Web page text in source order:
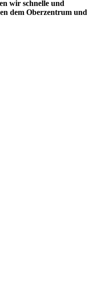
wir schnelle und
dem Oberzentrum und